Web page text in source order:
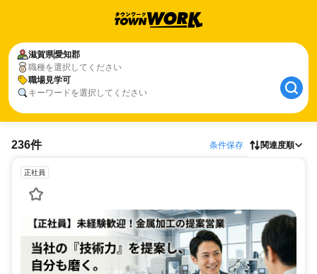
滋賀県愛知郡
職種を選択してください
職場見学可
キーワードを選択してください
236件 条件保存 関連度順
正社員